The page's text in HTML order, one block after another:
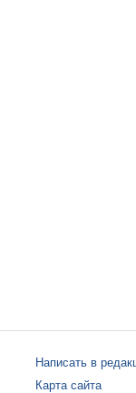
Написать в
Карта сайта